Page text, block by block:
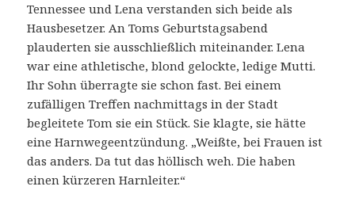
Tennessee und Lena verstanden sich beide als
Hausbesetzer. An Toms Geburtstagsabend
plauderten sie ausschließlich miteinander. Lena
war eine athletische, blond gelockte, ledige Mutti.
Ihr Sohn überragte sie schon fast. Bei einem
zufälligen Treffen nachmittags in der Stadt
begleitete Tom sie ein Stück. Sie klagte, sie hätte
eine Harnwegeentzündung. „Weißte, bei Frauen ist
das anders. Da tut das höllisch weh. Die haben
einen kürzeren Harnleiter.“